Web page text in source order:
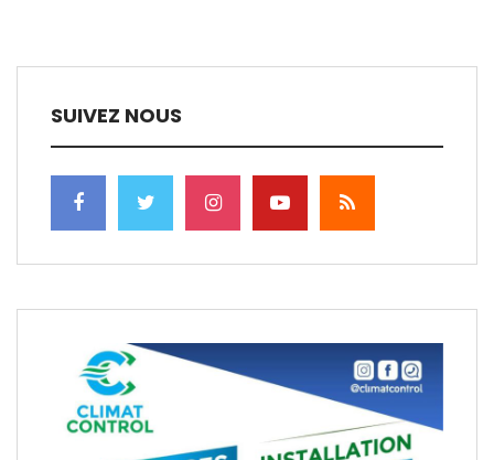
SUIVEZ NOUS